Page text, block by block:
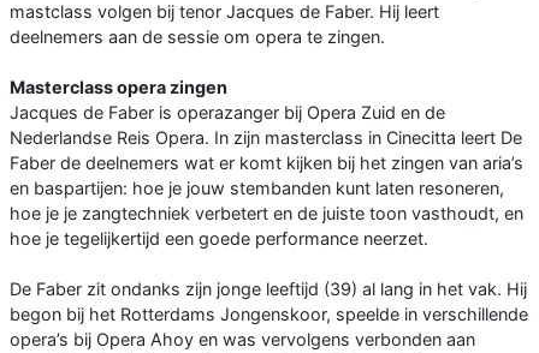
mastclass volgen bij tenor Jacques de Faber. Hij leert
deelnemers aan de sessie om opera te zingen.
Masterclass opera zingen
Jacques de Faber is operazanger bij Opera Zuid en de
Nederlandse Reis Opera. In zijn masterclass in Cinecitta leert De
Faber de deelnemers wat er komt kijken bij het zingen van aria’s
en baspartijen: hoe je jouw stembanden kunt laten resoneren,
hoe je je zangtechniek verbetert en de juiste toon vasthoudt, en
hoe je tegelijkertijd een goede performance neerzet.
De Faber zit ondanks zijn jonge leeftijd (39) al lang in het vak. Hij
begon bij het Rotterdams Jongenskoor, speelde in verschillende
opera’s bij Opera Ahoy en was vervolgens verbonden aan